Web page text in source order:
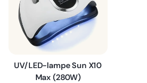
UV/LED-lampe Sun X10
Max (280W)